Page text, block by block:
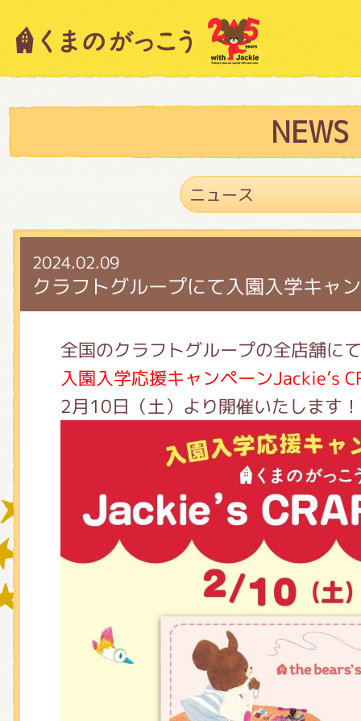
NEWS
2024.02.09
クラフトグループにて入園入学キャ
全国のクラフトグループの全店舗にて
入園入学応援キャンペーンJackie’s
2月10日（土）より開催いたします！
キャラクター紹介
スタッフブログ
絵本・作家紹介
ショップインフォメーション
グッズインフォメーション
ミュージカル・コンサート
おたのしみコンテンツ(クイズ・
チア ジャッキーズ！